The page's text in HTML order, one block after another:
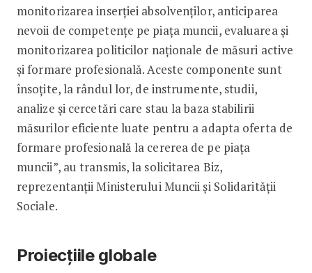
monitorizarea inserției absolvenților, anticiparea
nevoii de competențe pe piața muncii, evaluarea și
monitorizarea politicilor naționale de măsuri active
și formare profesională. Aceste componente sunt
însoțite, la rândul lor, de instrumente, studii,
analize și cercetări care stau la baza stabilirii
măsurilor eficiente luate pentru a adapta oferta de
formare profesională la cererea de pe piața
muncii”, au transmis, la solicitarea Biz,
reprezentanții Ministerului Muncii și Solidarității
Sociale.
Proiecțiile globale